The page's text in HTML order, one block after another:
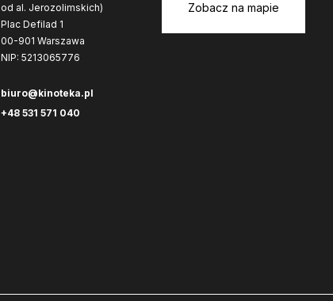
od al. Jerozolimskich)
Plac Defilad 1
00-901 Warszawa
NIP: 5213065776
biuro@kinoteka.pl
+48 531 571 040
Zobacz na mapie